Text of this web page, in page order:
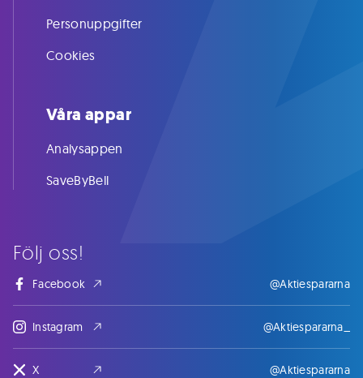
Följ oss!
Facebook @Aktiespararna
Instagram @Aktiespararna_
X @Aktiespararna
Personuppgifter
Cookies
Våra appar
Analysappen
SaveByBell